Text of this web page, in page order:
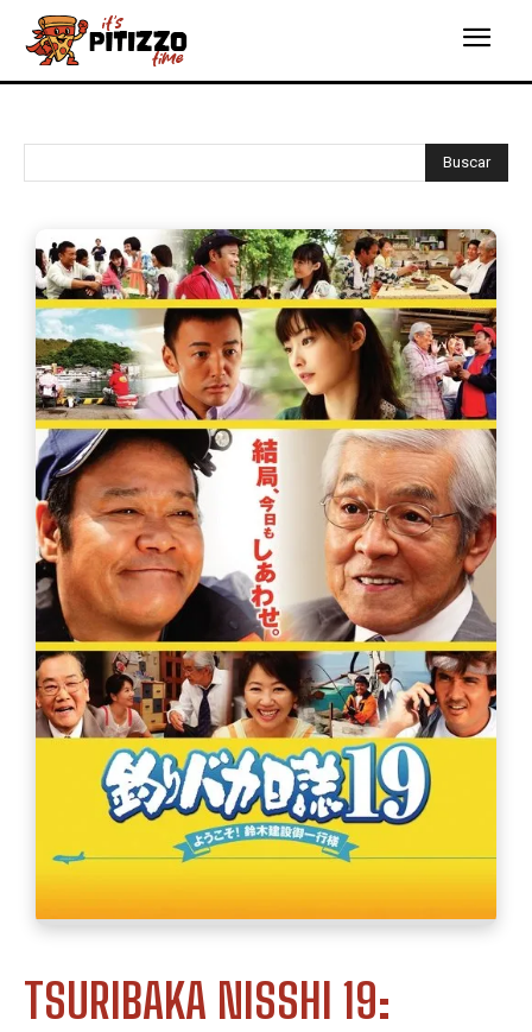
Buscar
TSURIBAKA NISSHI 19: